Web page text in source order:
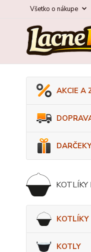
Všetko o nákupe
AKCIE A
KOTLÍKY
KOTLY